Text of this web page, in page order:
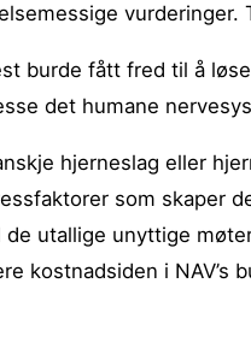
burde fått fred til å
det humane
hjerneslag eller
som skaper
utallige unyttige
kostnadsiden i